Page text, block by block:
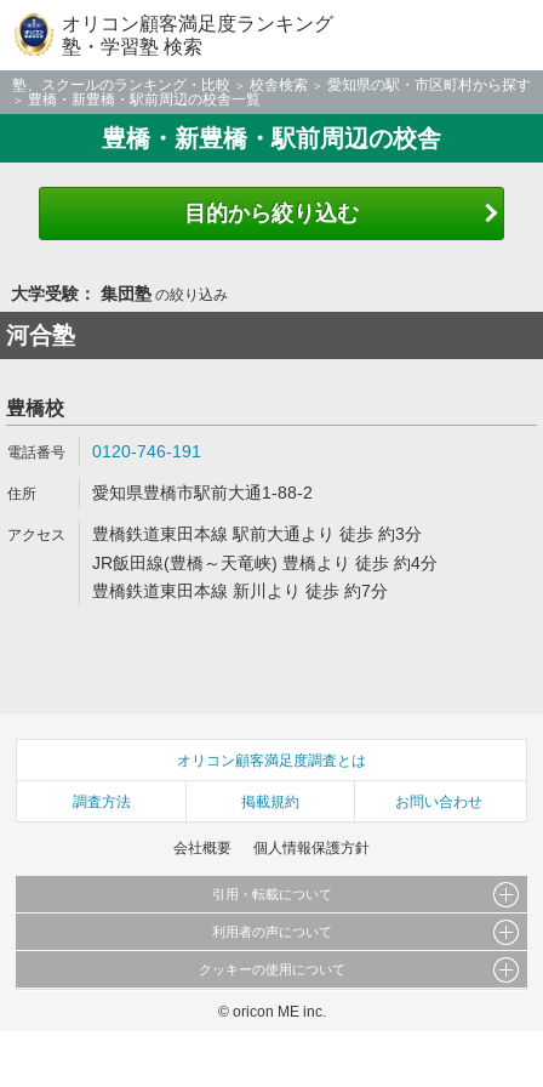
オリコン顧客満足度ランキング
塾・学習塾 検索
塾、スクールのランキング・比較 校舎検索
愛知県の駅・市区町村から探す
豊橋・新豊橋・駅前周辺の校舎一覧
豊橋・新豊橋・駅前周辺の校舎
目的から絞り込む
大学受験： 集団塾の絞り込み
河合塾
豊橋校
0120-746-191
愛知県豊橋市駅前大通1-88-2
豊橋鉄道東田本線 駅前大通より 徒歩 約3分
JR飯田線(豊橋～天竜峡) 豊橋より 徒歩 約4分
豊橋鉄道東田本線 新川より 徒歩 約7分
オリコン顧客満足度調査とは
調査方法 掲載規約 お問い合わせ
会社概要 個人情報保護方針
引用・転載について
当サイトで公開されている情報（文字、写真、イラスト、画像データ等）及びこれらの配
これらの情報を権利者の許可なく無断転載・複製などの二次利用を行うことは固く禁じて
利用者の声について
当サイトに掲載している内容はすべてサービスの利用者が提出された見解・感想です。
弊社の見解・ 意見ではないことをご理解いただいた上でご覧ください。
クッキーの使用について
このサイトでは Cookie を使用して、ユーザーに合わせたコンテンツや広告の表示、ソー
© oricon ME inc.